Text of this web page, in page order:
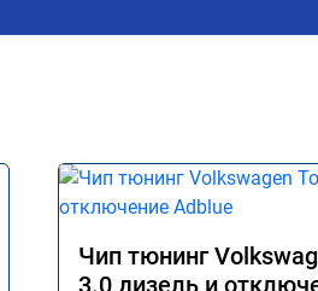
Чип тюнинг
3.0 дизель и